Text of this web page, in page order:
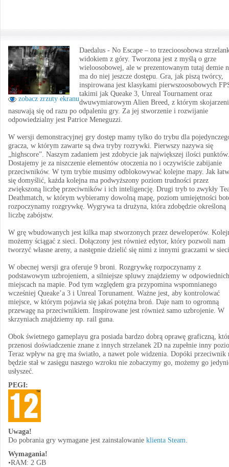
zobacz zrzuty ekranu
Daedalus - No Escape – to trzecioosobowa
widokiem z góry. Tworzona jest z myślą o grze
wieloosobowej, ale w prezentowanym tutaj demie
ma do niej jeszcze dostępu. Gra, jak piszą twórcy,
inspirowana jest klasykami pierwszoosobowych
takimi jak Queake 3, Unreal Tournament oraz
dwuwymiarowym Alien Breed, z którym
nasuwają się od razu po odpaleniu gry. Za jej stworzenie i rozwijanie
odpowiedzialny jest Patrice Meneguzzi.
W wersji demonstracyjnej gry dostęp mamy tylko do trybu dla
gracza, w którym zawarte są dwa tryby rozrywki. Pierwszy nazywa się
„highscore”. Naszym zadaniem jest zdobycie jak największej ilości punktów.
Dostajemy je za niszczenie elementów otoczenia no i oczywiście zabijanie
przeciwników. W tym trybie musimy odblokowywać kolejne mapy. Jak
się domyślić, każda kolejna ma podwyższony poziom trudności przez
zwiększoną liczbę przeciwników i ich inteligencję. Drugi tryb to zwykły
Deathmatch, w którym wybieramy dowolną mapę, poziom umiejętności
rozpoczynamy rozgrywkę. Wygrywa ta drużyna, która zdobędzie określoną
liczbę zabójstw.
W grę wbudowanych jest kilka map stworzonych przez deweloperów.
możemy ściągać z sieci. Dołączony jest również edytor, który pozwoli nam
tworzyć własne areny, a następnie dzielić się nimi z innymi graczami w
W obecnej wersji gra oferuje 9 broni. Rozgrywkę rozpoczynamy z
podstawowym uzbrojeniem, a silniejsze spluwy znajdziemy w odpowiednich
miejscach na mapie. Pod tym względem gra przypomina wspomnianego
wcześniej Queake’a 3 i Unreal Torunament. Ważne jest, aby kontrolować
miejsce, w którym pojawia się jakaś potężna broń. Daje nam to ogromną
przewagę na przeciwnikiem. Inspirowane jest również samo uzbrojenie. W
skrzyniach znajdziemy np. rail guna.
Obok świetnego gameplayu gra posiada bardzo dobrą oprawę graficzną,
przenosi doświadczenie znane z innych strzelanek 2D na zupełnie inny
Teraz wpływ na grę ma światło, a nawet pole widzenia. Dopóki przeciwnik
będzie stał w zasięgu naszego wzroku nie zobaczymy go, możemy go
usłyszeć.
PEGI:
Uwaga!
Do pobrania gry wymagane jest zainstalowanie klienta Steam.
Wymagania!
•RAM: 2 GB